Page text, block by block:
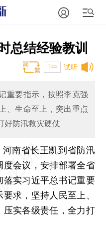
总结经验教训
试听
T中
重要指示，按照李克强
、生命至上，突出重点
好防汛救灾硬仗
南省长王凯到省防汛
会议，安排部署全省
实习近平总书记重要
求，坚持人民至上、
实各级责任，全力打